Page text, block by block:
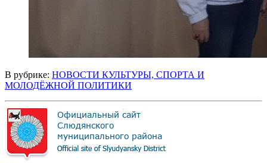
В рубрике: НОВОСТИ КУЛЬТУРЫ, СПОРТА И
МОЛОДЁЖНОЙ ПОЛИТИКИ